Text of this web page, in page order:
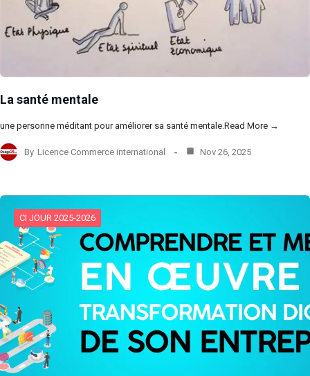
La santé mentale
une personne méditant pour améliorer sa santé mentale.Read More →
By Licence Commerce international Nov 26, 2025
CI JOUR 2025-2026